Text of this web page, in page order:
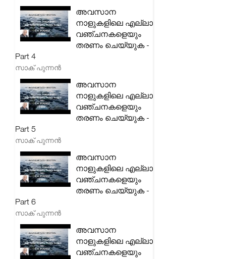
അവസാന
നാളുകളിലെ എല്ലാ
വഞ്ചനകളെയും
തരണം ചെയ്യുക -
Part 4
സാക് പുന്നൻ
അവസാന
നാളുകളിലെ എല്ലാ
വഞ്ചനകളെയും
തരണം ചെയ്യുക -
Part 5
സാക് പുന്നൻ
അവസാന
നാളുകളിലെ എല്ലാ
വഞ്ചനകളെയും
തരണം ചെയ്യുക -
Part 6
സാക് പുന്നൻ
അവസാന
നാളുകളിലെ എല്ലാ
വഞ്ചനകളെയും